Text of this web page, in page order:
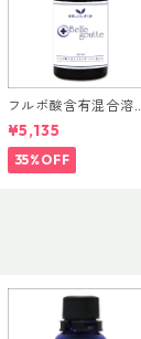
フルボ酸含有混合溶
液・美しいしずく
¥5,135
35%OFF